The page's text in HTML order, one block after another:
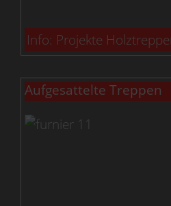
Info: Projekte
Aufgesattelte Treppen